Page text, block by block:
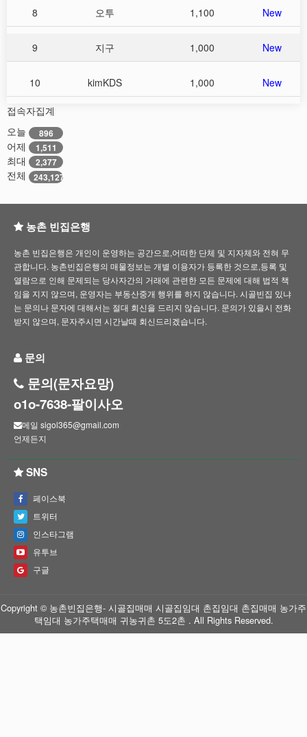
8 오투 1,100 New
9 지구 1,000 New
10 kimKDS 1,000 New
접속자집계
오늘
896
어제 1,511
최대 2,377
전체 243,127
농촌 빈집은행
농촌 빈집은행은 개인이 운영하는 공간으로,어떠한 단체 및 지자체와 전혀 무
관합니다. 농촌빈집은행의 매물정보는 개별 이용자가 등록한 것으로,등록 및
열람으로 인해 문제되는 당사자간의 거래에 관련한 모든 문제에 대해 법적 책
임을 지지 않으며, 운영자는 부동산중개 행위를 하지 않습니다. 시골빈집 있냐
는 문의나 문자에 대해서는 절대 회신을 드리지 않습니다. 문의가 있을시 전화
받지 않으며, 문자주시면 시간날때 회신드리겠습니다.
문의
문의(문자요망)
o1o-7638-팔이사오
메일 sigol365@gmail.com
언제든지
SNS
페이스북
트위터
인스타그램
유투브
구글
Copyright © 농촌빈집은행- 시골집매매 시골집임대 촌집임대 촌집매매 농가주
택임대 농가주택매매 귀농귀촌 5도2촌 . All Rights Reserved.